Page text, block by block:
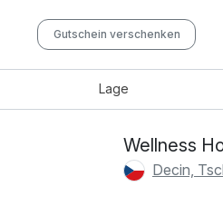
Gutschein verschenken
Lage
Wellness
Decin,